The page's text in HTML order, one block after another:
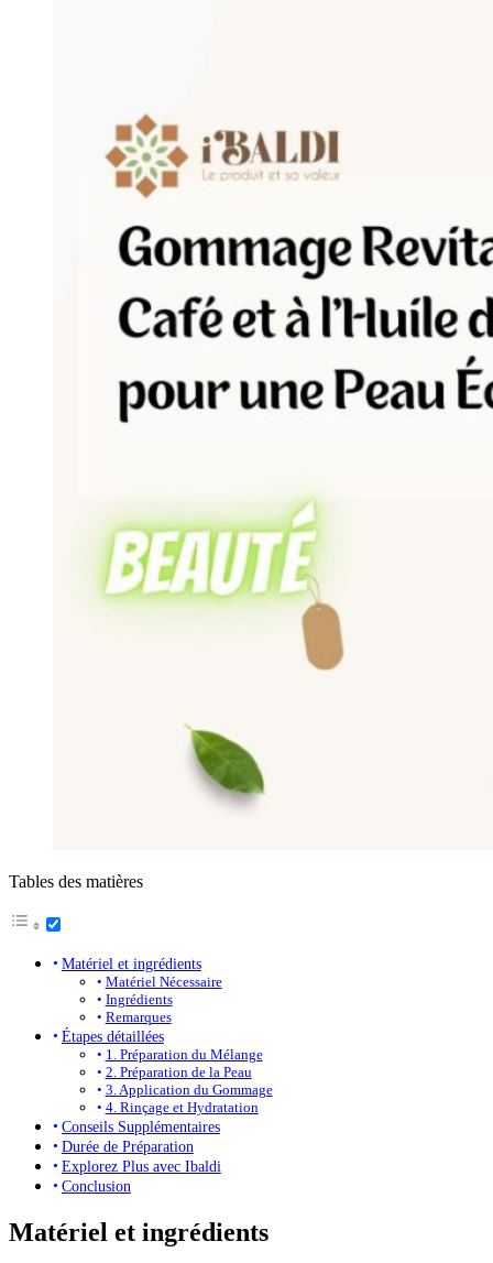
Tables des matières
Matériel et ingrédients
Matériel Nécessaire
Ingrédients
Remarques
Étapes détaillées
1. Préparation du Mélange
2. Préparation de la Peau
3. Application du Gommage
4. Rinçage et Hydratation
Conseils Supplémentaires
Durée de Préparation
Explorez Plus avec Ibaldi
Conclusion
Matériel et ingrédients